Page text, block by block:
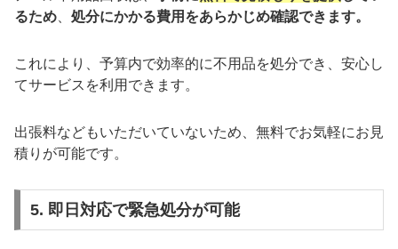
るため
処分にかかる費用をあらかじめ確認できます。
これにより、予算内で効率的に不用品を処分でき、安心し
てサービスを利用できます。
出張料などもいただいていないため、無料でお気軽にお見
積りが可能です。
5. 即日対応で緊急処分が可能